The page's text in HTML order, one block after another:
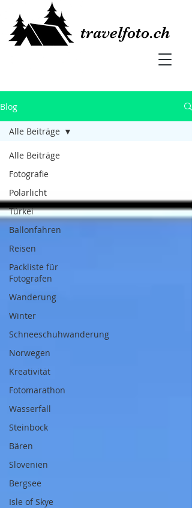
travelfoto.ch
Blog
Alle Beiträge
Fotografie
Polarlicht
Türkei
Ballonfahren
Reisen
Packliste für
Fotografen
Wanderung
Winter
Schneeschuhwanderung
Norwegen
Kreativität
Fotomarathon
Wasserfall
Steinbock
Bären
Slovenien
Bergsee
Isle of Skye
Alle Beiträge